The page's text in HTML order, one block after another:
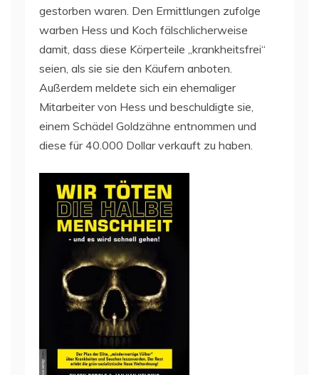
gestorben waren. Den Ermittlungen zufolge
warben Hess und Koch fälschlicherweise
damit, dass diese Körperteile „krankheitsfrei“
seien, als sie sie den Käufern anboten.
Außerdem meldete sich ein ehemaliger
Mitarbeiter von Hess und beschuldigte sie,
einem Schädel Goldzähne entnommen und
diese für 40.000 Dollar verkauft zu haben.